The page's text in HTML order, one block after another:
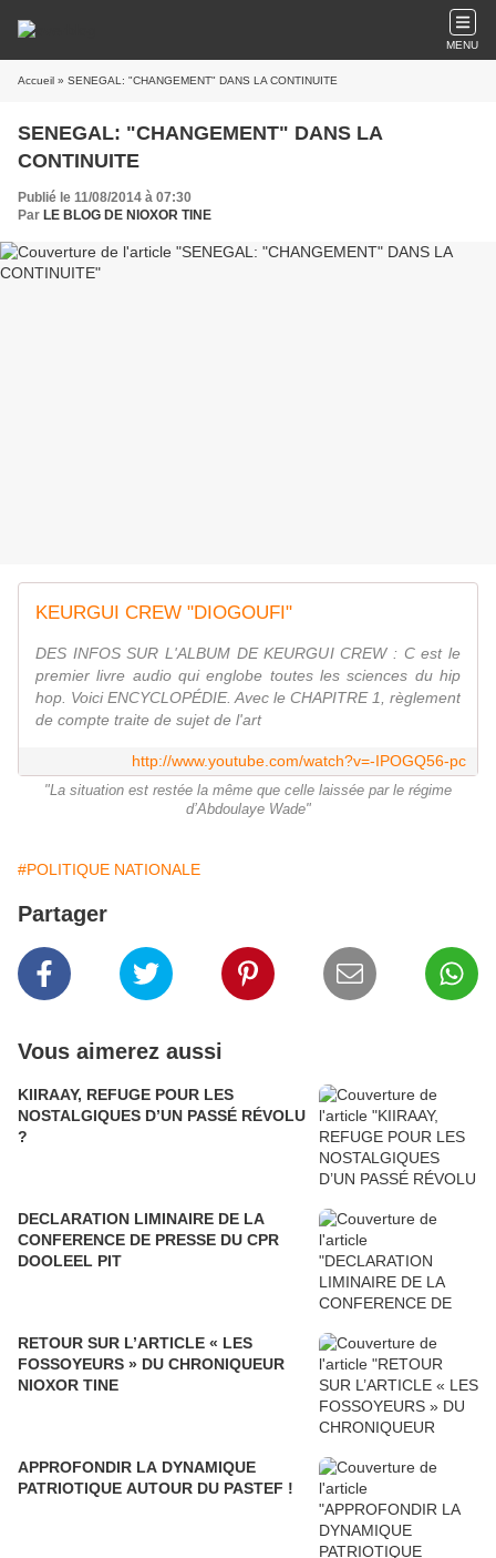
MENU
Accueil » SENEGAL: "CHANGEMENT" DANS LA CONTINUITE
SENEGAL: "CHANGEMENT" DANS LA
CONTINUITE
Publié le 11/08/2014 à 07:30
Par LE BLOG DE NIOXOR TINE
KEURGUI CREW "DIOGOUFI"
DES INFOS SUR L'ALBUM DE KEURGUI CREW : C est le
premier livre audio qui englobe toutes les sciences du hip
hop. Voici ENCYCLOPÉDIE. Avec le CHAPITRE 1, règlement
de compte traite de sujet de l'art
http://www.youtube.com/watch?v=-IPOGQ56-pc
"La situation est restée la même que celle laissée par le régime
d’Abdoulaye Wade"
#POLITIQUE NATIONALE
Partager
Vous aimerez aussi
KIIRAAY, REFUGE POUR LES
NOSTALGIQUES D’UN PASSÉ RÉVOLU
?
DECLARATION LIMINAIRE DE LA
CONFERENCE DE PRESSE DU CPR
DOOLEEL PIT
RETOUR SUR L’ARTICLE « LES
FOSSOYEURS » DU CHRONIQUEUR
NIOXOR TINE
APPROFONDIR LA DYNAMIQUE
PATRIOTIQUE AUTOUR DU PASTEF !